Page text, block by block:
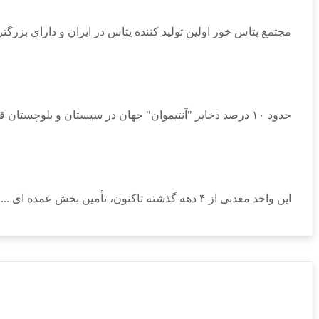
مجتمع پتاس خور اولین تولید کننده پتاس در ایران و دارای
حدود ۱۰ درصد ذخایر "آنتیموان" جهان در سیستان و بلوچستان قرار دارد ...
این واحد معدنی از ۴ دهه گذشته تاکنون، تأمین بخش عمده ای ...